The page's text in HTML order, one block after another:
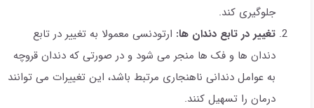
جلوگیری کند.
تغییر در تابع دندان ها: ارتودنسی معمولا به تغییر در تابع
دندان ها و فک ها منجر می شود و در صورتی که دندان قروچه
به عوامل دندانی ناهنجاری مرتبط باشد، این تغییرات می توانند
درمان را تسهیل کنند.